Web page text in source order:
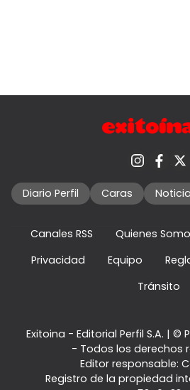
Diario Perfil Caras
Canales RSS Quienes
Privacidad
Equipo
Tránsito
Exitoina - Editorial Perfil S.A. | ©
- Todos los derechos
Editor responsable:
Registro de la propiedad